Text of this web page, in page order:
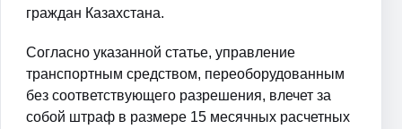
граждан Казахстана.
Согласно указанной статье, управление
транспортным средством, переоборудованным
без соответствующего разрешения, влечет за
собой штраф в размере 15 месячных расчетных